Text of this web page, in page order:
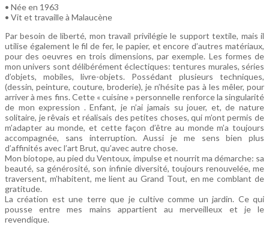
• Née en 1963
• Vit et travaille à Malaucène
Par besoin de liberté, mon travail privilégie le support textile, mais il
utilise également le fil de fer, le papier, et encore d’autres matériaux,
pour des oeuvres en trois dimensions, par exemple. Les formes de
mon univers sont délibérément éclectiques: tentures murales, séries
d’objets, mobiles, livre-objets. Possédant plusieurs techniques,
(dessin, peinture, couture, broderie), je n’hésite pas à les mêler, pour
arriver à mes fins. Cette « cuisine » personnelle renforce la singularité
de mon expression . Enfant, je n’ai jamais su jouer, et, de nature
solitaire, je rêvais et réalisais des petites choses, qui m’ont permis de
m’adapter au monde, et cette façon d’être au monde m’a toujours
accompagnée, sans interruption. Aussi je me sens bien plus
d’affinités avec l’art Brut, qu’avec autre chose.
Mon biotope, au pied du Ventoux, impulse et nourrit ma démarche: sa
beauté, sa générosité, son infinie diversité, toujours renouvelée, me
traversent, m’habitent, me lient au Grand Tout, en me comblant de
gratitude.
La création est une terre que je cultive comme un jardin. Ce qui
pousse entre mes mains appartient au merveilleux et je le
revendique.